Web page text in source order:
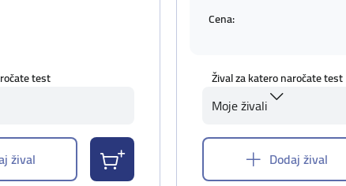
test
žival
Cena:
Žival za katero naročate test
Moje živali
Dodaj žival